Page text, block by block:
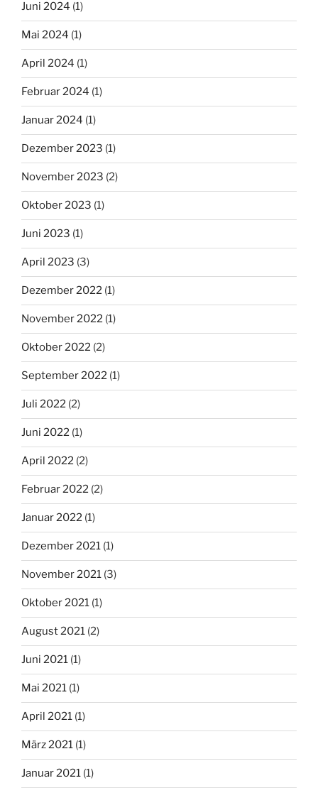
Juni 2024 (1)
Mai 2024 (1)
April 2024 (1)
Februar 2024 (1)
Januar 2024 (1)
Dezember 2023 (1)
November 2023 (2)
Oktober 2023 (1)
Juni 2023 (1)
April 2023 (3)
Dezember 2022 (1)
November 2022 (1)
Oktober 2022 (2)
September 2022 (1)
Juli 2022 (2)
Juni 2022 (1)
April 2022 (2)
Februar 2022 (2)
Januar 2022 (1)
Dezember 2021 (1)
November 2021 (3)
Oktober 2021 (1)
August 2021 (2)
Juni 2021 (1)
Mai 2021 (1)
April 2021 (1)
März 2021 (1)
Januar 2021 (1)